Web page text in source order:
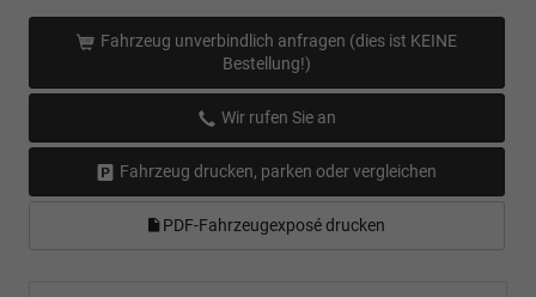
Fahrzeug unverbindlich anfragen (dies ist KEINE
Bestellung!)
Wir rufen Sie an
Fahrzeug drucken, parken oder vergleichen
PDF-Fahrzeugexposé drucken